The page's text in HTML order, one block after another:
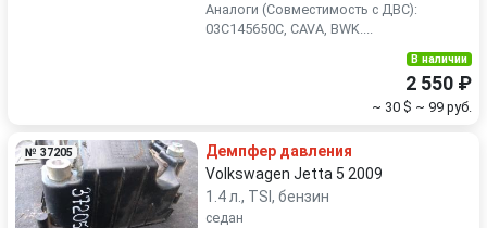
Volkswagen
Аналоги (Совместимость с ДВС):
03C145650C, CAVA, BWK....
В наличии
2 550 ₽
~ 30 $ ~ 99 руб.
№ 37205
Демпфер давления
Volkswagen Jetta 5 2009
1.4 л., TSI, бензин
седан